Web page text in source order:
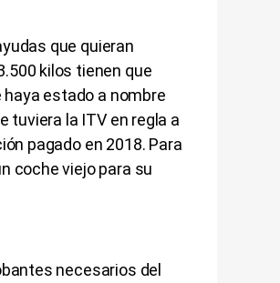
que quieran
kilos tienen que
estado a nombre
tuviera la ITVen regla a
pagado en 2018. Para
coche viejo para su
necesarios del